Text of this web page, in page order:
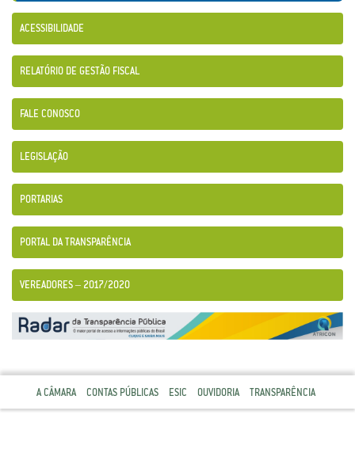
ACESSIBILIDADE
RELATÓRIO DE GESTÃO FISCAL
FALE CONOSCO
LEGISLAÇÃO
PORTARIAS
PORTAL DA TRANSPARÊNCIA
VEREADORES – 2017/2020
A CÂMARA CONTAS PÚBLICAS ESIC OUVIDORIA TRANSPARÊNCIA